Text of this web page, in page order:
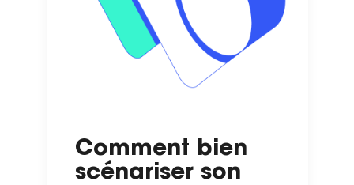
Comment bien
scénariser son